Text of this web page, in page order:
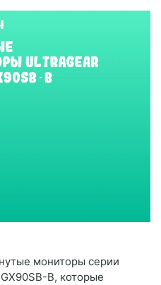
мониторы серии
B, которые